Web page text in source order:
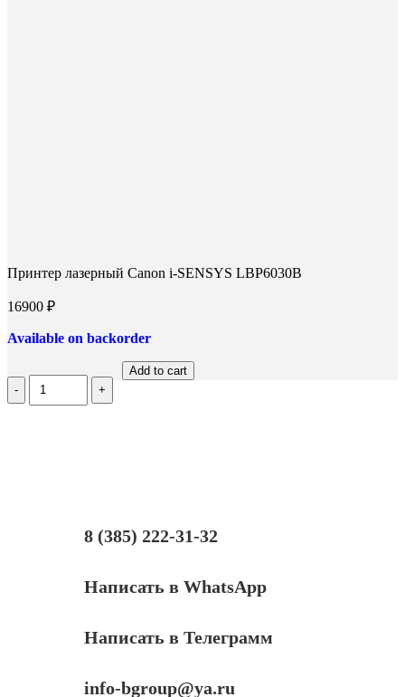
Принтер лазерный Canon i-SENSYS LBP6030B
16900 ₽
Available on backorder
Количество
Принтер
Add to cart
8 (385) 222-31-32
Написать в WhatsApp
Написать в Телеграмм
info-bgroup@ya.ru